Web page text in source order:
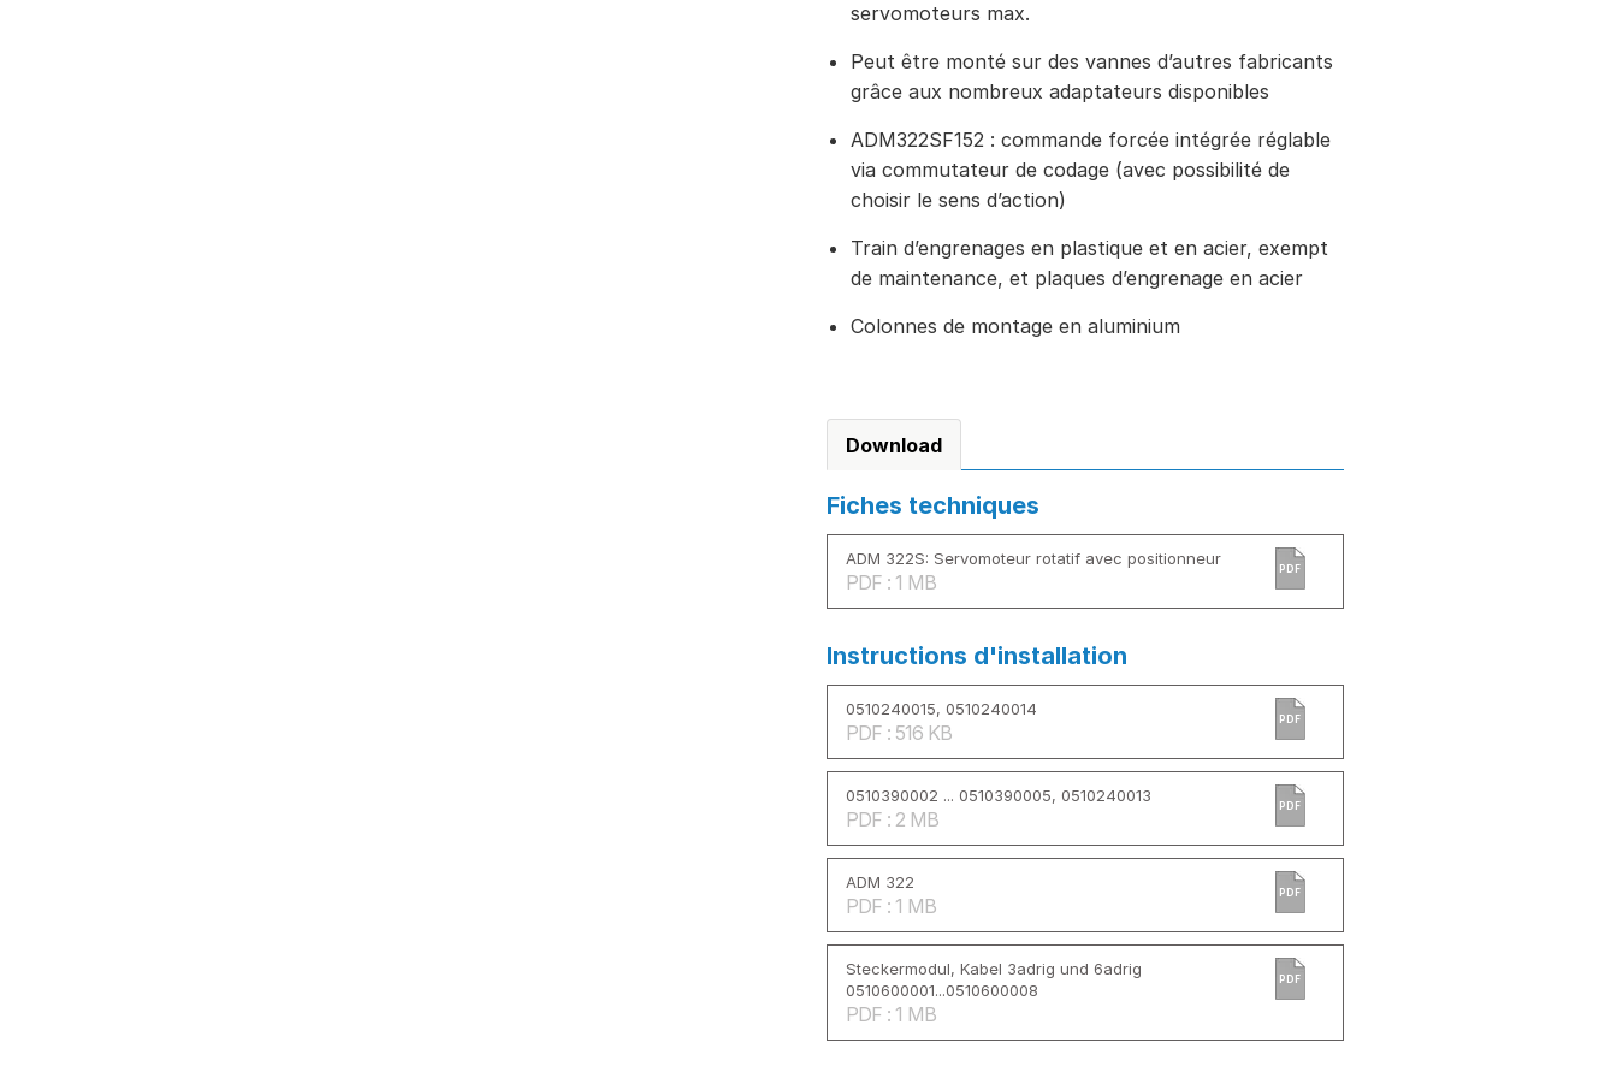
servomoteurs max.
Peut être monté sur des vannes d’autres fabricants
grâce aux nombreux adaptateurs disponibles
ADM322SF152 : commande forcée intégrée réglable
via commutateur de codage (avec possibilité de
choisir le sens d’action)
Train d’engrenages en plastique et en acier, exempt
de maintenance, et plaques d’engrenage en acier
Colonnes de montage en aluminium
Download
Fiches techniques
ADM 322S: Servomoteur rotatif avec positionneur
PDF : 1 MB
PDF
Instructions d'installation
0510240015, 0510240014
PDF : 516 KB
PDF
0510390002 ... 0510390005, 0510240013
PDF : 2 MB
PDF
ADM 322
PDF : 1 MB
PDF
Steckermodul, Kabel 3adrig und 6adrig
0510600001...0510600008
PDF : 1 MB
PDF